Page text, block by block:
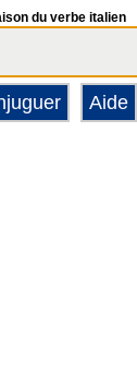
du verbe italien